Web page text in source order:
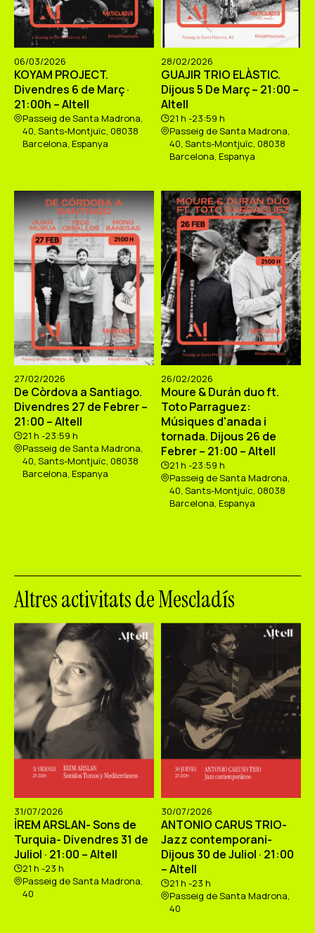
06/03/2026
KOYAM PROJECT.
Divendres 6 de Març ·
21:00h – Altell
Passeig de Santa Madrona,
40, Sants-Montjuïc, 08038
Barcelona, Espanya
28/02/2026
GUAJIR TRIO ELÀSTIC.
Dijous 5 De Març – 21:00 –
Altell
21 h -23:59 h
Passeig de Santa Madrona,
40, Sants-Montjuïc, 08038
Barcelona, Espanya
27/02/2026
De Còrdova a Santiago.
Divendres 27 de Febrer –
21:00 – Altell
21 h -23:59 h
Passeig de Santa Madrona,
40, Sants-Montjuïc, 08038
Barcelona, Espanya
26/02/2026
Moure & Durán duo ft.
Toto Parraguez:
Músiques d'anada i
tornada. Dijous 26 de
Febrer – 21:00 – Altell
21 h -23:59 h
Passeig de Santa Madrona,
40, Sants-Montjuïc, 08038
Barcelona, Espanya
Altres activitats de Mescladís
31/07/2026
İREM ARSLAN- Sons de
Turquia- Divendres 31 de
Juliol · 21:00 – Altell
21 h -23 h
Passeig de Santa Madrona,
40
30/07/2026
ANTONIO CARUS TRIO-
Jazz contemporani-
Dijous 30 de Juliol · 21:00
– Altell
21 h -23 h
Passeig de Santa Madrona,
40